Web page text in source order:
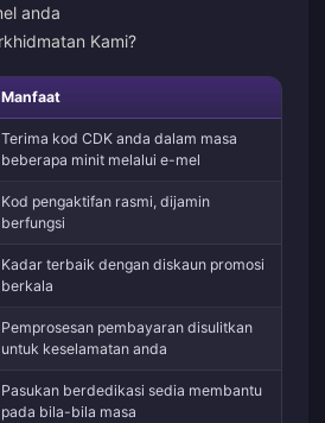
anda
Kami?
Manfaat
Terima kod CDK anda dalam masa
beberapa minit melalui e-mel
Kod pengaktifan rasmi, dijamin
berfungsi
Kadar terbaik dengan diskaun promosi
berkala
Pemprosesan pembayaran disulitkan
untuk keselamatan anda
Pasukan berdedikasi sedia membantu
pada bila-bila masa